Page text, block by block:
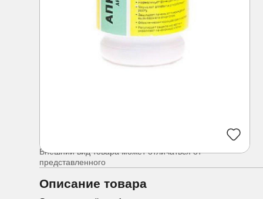
Внешний вид товара может отличаться от
представленного
Описание товара